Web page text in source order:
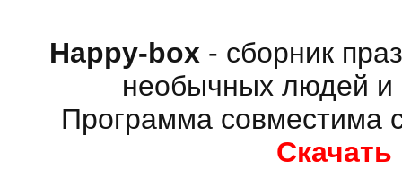
Happy-box - сборник
необычных людей и
Программа совместима